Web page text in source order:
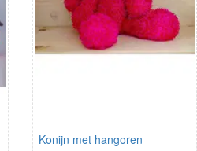
Konijn met hangoren